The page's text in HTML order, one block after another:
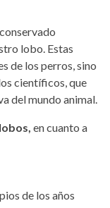
lobo. Estas
de los perros, sino
científicos, que
del mundo animal.
en cuanto a
de los años